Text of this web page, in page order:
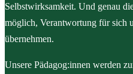
Selbstwirksamkeit. Und genau
möglich, Verantwortung für sich
übernehmen.
Unsere Pädagog:innen werden